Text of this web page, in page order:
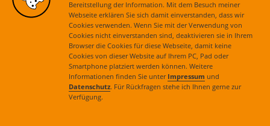
Bereitstellung der Information. Mit dem Besuch meiner
Webseite erklären Sie sich damit einverstanden, dass wir
Cookies verwenden. Wenn Sie mit der Verwendung von
Cookies nicht einverstanden sind, deaktivieren sie in Ihrem
Browser die Cookies für diese Webseite, damit keine
Cookies von dieser Website auf Ihrem PC, Pad oder
Smartphone platziert werden können. Weitere
Informationen finden Sie unter Impressum und
Datenschutz. Für Rückfragen stehe ich Ihnen gerne zur
Verfügung.
Aktuelles